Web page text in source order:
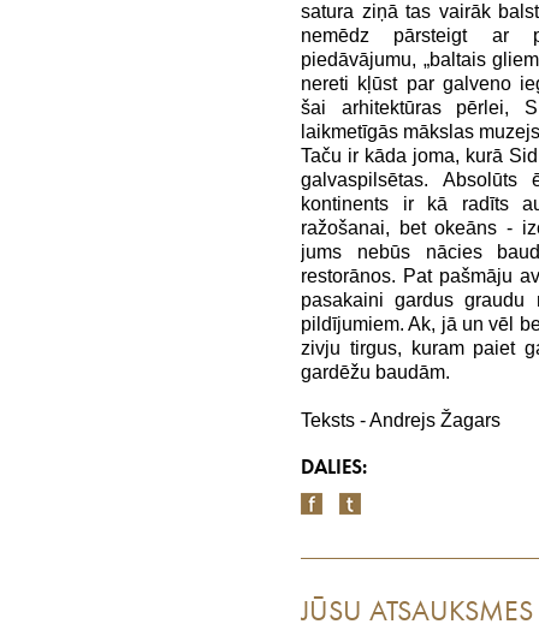
satura ziņā tas vairāk
nemēdz pārsteigt ar
piedāvājumu, „baltais
nereti kļūst par galveno
šai arhitektūras pērlei,
laikmetīgās mākslas
Taču ir kāda joma, kurā
galvaspilsētas.
kontinents ir kā radīts
ražošanai, bet okeāns -
jums nebūs nācies
restorānos. Pat pašmāju
pasakaini gardus
pildījumiem. Ak, jā un vēl
zivju tirgus, kuram paiet
gardēžu baudām.
Teksts - Andrejs Žagars
DALIES:
JŪSU ATSAUKSMES